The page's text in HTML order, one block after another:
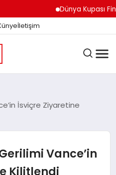
Dünya Kupası Finali
İletişim
İsviçre Ziyaretine
Vance’in
Kilitlendi